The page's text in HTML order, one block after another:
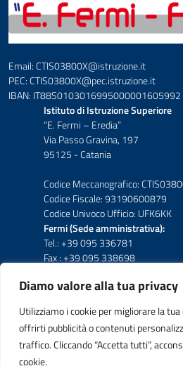
Diamo valore alla tua privacy
Utilizziamo i cookie per migliorare la
offrirti pubblicità o contenuti
traffico. Cliccando “Accetta tutti”,
cookie.
Email: CTIS03800X@istruzione.it
PEC: CTIS03800X@pec.istruzione.it
IBAN: IT88S0103016995000001605992
Istituto di Istruzione Superiore
“E. Fermi – Eredia”
Via Passo Gravina, 197
95125 - Catania
Codice Meccanografico:
Codice Fiscale: 93190600879
Codice Univoco Ufficio: UFK6KK
Fermi (Sede amministrativa):
Tel.: +39 095 336781
Fax : +39 095 338698
Eredia-Deodato:
Tel.: +39 095 6136206
Fax : +39 095 330503